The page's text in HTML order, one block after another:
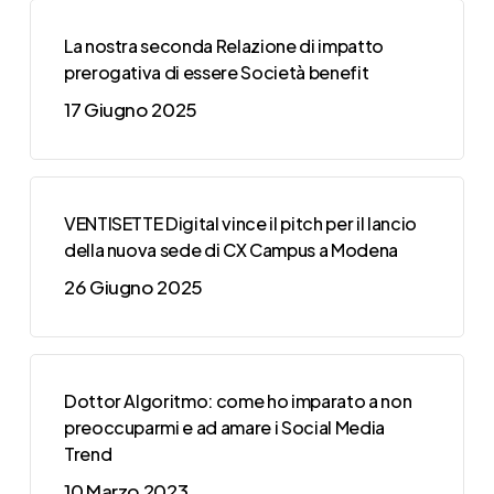
La nostra seconda Relazione di impatto
prerogativa di essere Società benefit
17 Giugno 2025
VENTISETTE Digital vince il pitch per il lancio
della nuova sede di CX Campus a Modena
26 Giugno 2025
Dottor Algoritmo: come ho imparato a non
preoccuparmi e ad amare i Social Media
Trend